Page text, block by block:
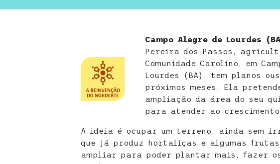
Campo Alegre de Lourdes
Pereira dos Passos,
Comunidade Carolino, em
Lourdes (BA), tem planos
próximos meses. Ela
ampliação da área do seu
para atender ao
A ideia é ocupar um terreno, ainda sem
que já produz hortaliças e algumas frutas.
ampliar para poder plantar mais, fazer